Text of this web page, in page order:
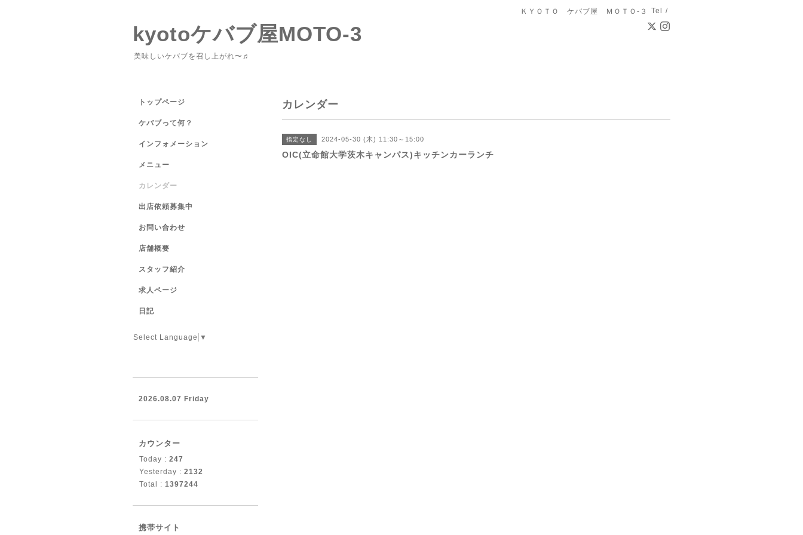
ＫＹＯＴＯ ケバブ屋 ＭＯＴＯ-３ Tel /
kyotoケバブ屋MOTO-3
美味しいケバブを召し上がれ〜♬
カレンダー
指定なし 2024-05-30 (木) 11:30～15:00
OIC(立命館大学茨木キャンパス)キッチンカーランチ
トップページ
ケバブって何？
インフォメーション
メニュー
カレンダー
出店依頼募集中
お問い合わせ
店舗概要
スタッフ紹介
求人ページ
日記
Select Language ▼
2026.08.07 Friday
カウンター
Today : 247
Yesterday : 2132
Total : 1397244
携帯サイト